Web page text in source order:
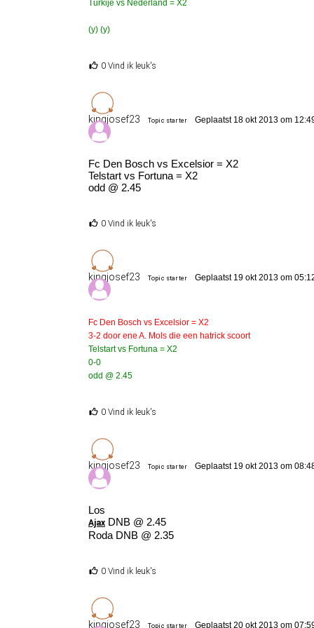
Turkije vs Nederland = X2
(y) (y)
0 Vind ik leuk's
kingjosef23 Topic starter Geplaatst 18 okt 2013 om
Fc Den Bosch vs Excelsior = X2
Telstart vs Fortuna = X2
odd @ 2.45
0 Vind ik leuk's
kingjosef23 Topic starter Geplaatst 19 okt 2013 om
Fc Den Bosch vs Excelsior = X2
3-2 door ene A. Mols die een hatrick scoort
Telstart vs Fortuna = X2
0-0
odd @ 2.45
0 Vind ik leuk's
kingjosef23 Topic starter Geplaatst 19 okt 2013 om
Los
Ajax DNB @ 2.45
Roda DNB @ 2.35
0 Vind ik leuk's
kingjosef23 Topic starter Geplaatst 20 okt 2013 om